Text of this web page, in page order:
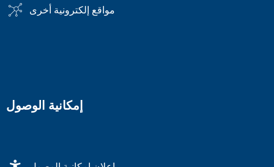
مواقع إلكترونية أخرى
إمكانية الوصول